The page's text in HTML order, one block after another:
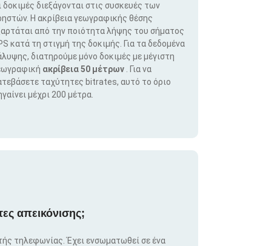
δοκιμές διεξάγονται στις συσκευές των
Η ακρίβεια γεωγραφικής θέσης
από την ποιότητα λήψης του σήματος
κατά τη στιγμή της δοκιμής. Για τα δεδομένα
διατηρούμε μόνο δοκιμές με μέγιστη
ακρίβεια 50 μέτρων
. Για να
ταχύτητες bitrates, αυτό το όριο
μέχρι 200 μέτρα.
απεικόνισης;
τηλεφωνίας. Έχει ενσωματωθεί σε ένα